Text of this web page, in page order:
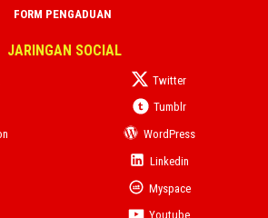
FORM PENGADUAN
JARINGAN SOCIAL
Twitter
Tumblr
WordPress
Linkedin
Myspace
Youtube